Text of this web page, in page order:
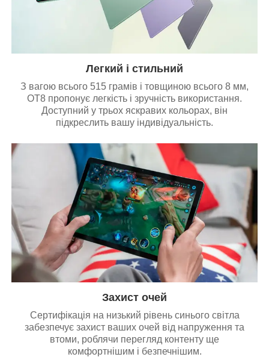
Легкий і стильний
З вагою всього 515 грамів і товщиною всього 8 мм,
OT8 пропонує легкість і зручність використання.
Доступний у трьох яскравих кольорах, він
підкреслить вашу індивідуальність.
Захист очей
Сертифікація на низький рівень синього світла
забезпечує захист ваших очей від напруження та
втоми, роблячи перегляд контенту ще
комфортнішим і безпечнішим.